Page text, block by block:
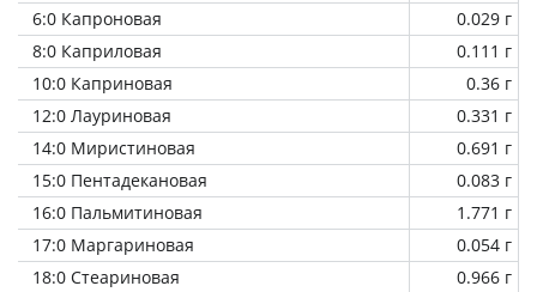
6:0 Капроновая
0.029 г
8:0 Каприловая
0.111 г
10:0 Каприновая
0.36 г
12:0 Лауриновая
0.331 г
14:0 Миристиновая
0.691 г
15:0 Пентадекановая
0.083 г
16:0 Пальмитиновая
1.771 г
17:0 Маргариновая
0.054 г
18:0 Стеариновая
0.966 г